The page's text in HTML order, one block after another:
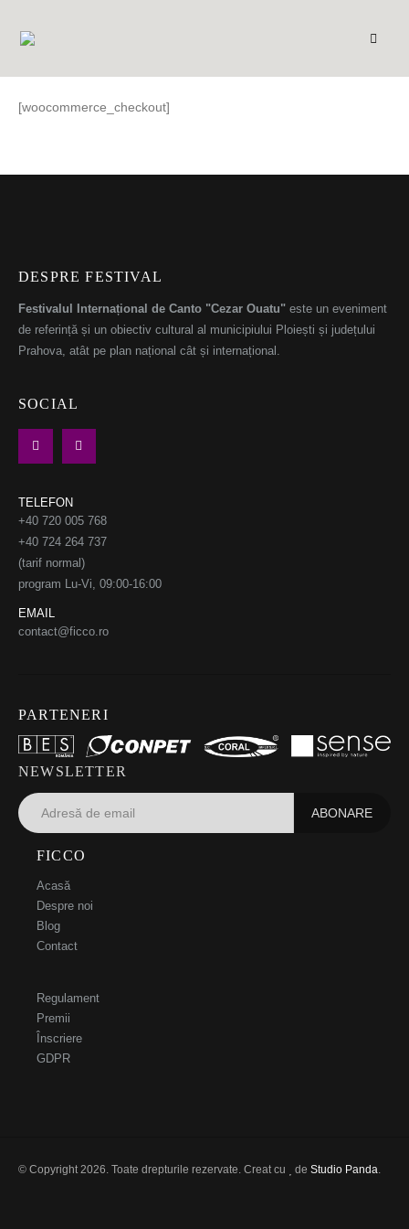
[woocommerce_checkout]
DESPRE FESTIVAL
Festivalul Internațional de Canto "Cezar Ouatu" este un eveniment
de referință și un obiectiv cultural al municipiului Ploiești și județului
Prahova, atât pe plan național cât și internațional.
SOCIAL
TELEFON
+40 720 005 768
+40 724 264 737
(tarif normal)
program Lu-Vi, 09:00-16:00
EMAIL
contact@ficco.ro
PARTENERI
NEWSLETTER
FICCO
Acasă
Despre noi
Blog
Contact
Regulament
Premii
Înscriere
GDPR
© Copyright 2026. Toate drepturile rezervate. Creat cu de Studio Panda